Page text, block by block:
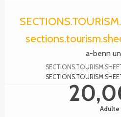
a-benn
Adulte